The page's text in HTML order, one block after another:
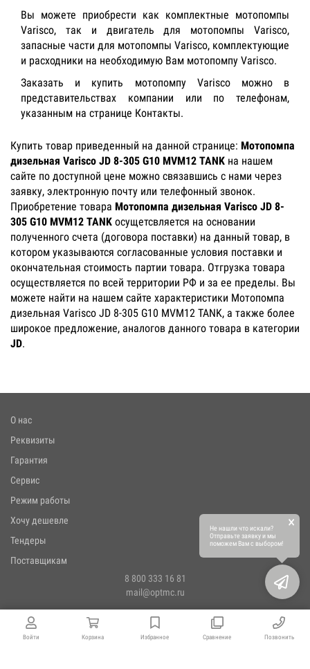
Войти Корзина Избранное Сравнение Позвонить
Вы можете приобрести как комплектные мотопомпы
Varisco, так и двигатель для мотопомпы Varisco,
запасные части для мотопомпы Varisco, комплектующие
и расходники на необходимую Вам мотопомпу Varisco.
Заказать и купить мотопомпу Varisco можно в
представительствах компании или по телефонам,
указанным на странице Контакты.
Купить товар приведенный на данной странице: Мотопомпа
дизельная Varisco JD 8-305 G10 MVM12 TANK на нашем
сайте по доступной цене можно связавшись с нами через
заявку, электронную почту или телефонный звонок.
Приобретение товара Мотопомпа дизельная Varisco JD 8-
305 G10 MVM12 TANK осущетсвляется на основании
полученного счета (договора поставки) на данный товар, в
котором указываются согласованные условия поставки и
окончательная стоимость партии товара. Отгрузка товара
осуществляется по всей территории РФ и за ее пределы. Вы
можете найти на нашем сайте характеристики Мотопомпа
дизельная Varisco JD 8-305 G10 MVM12 TANK, а также более
широкое предложение, аналогов данного товара в категории
JD.
О нас
Реквизиты
Гарантия
Сервис
Режим работы
Хочу дешевле
Тендеры
Поставщикам
8 800 333 16 81
mail@optmc.ru
Не нашли что искали?
Отправьте заявку и мы
поможем Вам с выбором!
×